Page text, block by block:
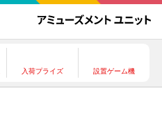
入荷プライズ 設置ゲーム機